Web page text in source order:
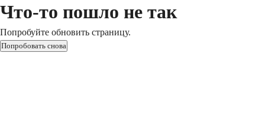
Что-то пошло не так
Попробуйте обновить страницу.
Попробовать снова